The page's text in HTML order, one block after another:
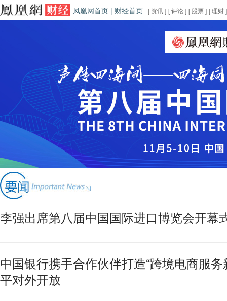
凤凰网首页 | 财经首页 [ 资讯] [评论] [ 股票] [理财]
李强出席第八届中国国际进口博览会开幕
中国银行携手合作伙伴打造“跨境电商服
平对外开放